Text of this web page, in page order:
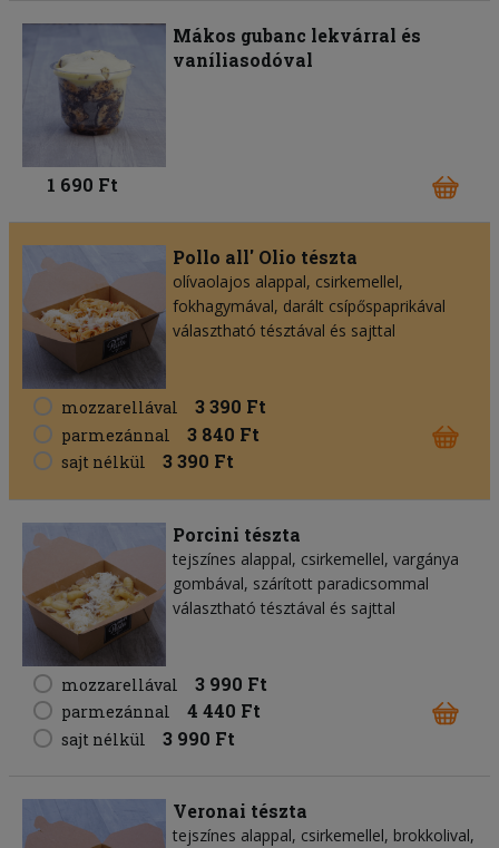
Mákos gubanc lekvárral és
vaníliasodóval
1 690 Ft
Pollo all' Olio tészta
olívaolajos alappal, csirkemellel,
fokhagymával, darált csípőspaprikával
választható tésztával és sajttal
mozzarellával 3 390 Ft
parmezánnal 3 840 Ft
sajt nélkül 3 390 Ft
Porcini tészta
tejszínes alappal, csirkemellel, vargánya
gombával, szárított paradicsommal
választható tésztával és sajttal
mozzarellával 3 990 Ft
parmezánnal 4 440 Ft
sajt nélkül 3 990 Ft
Veronai tészta
tejszínes alappal, csirkemellel, brokkolival,